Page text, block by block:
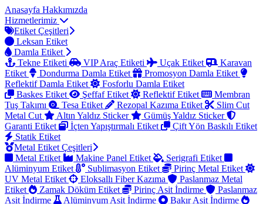
Anasayfa Hakkımızda
Hizmetlerimiz
Etiket Çeşitleri
Leksan Etiket
Damla Etiket
Tekne Etiketi
VIP Araç Etiketi Uçak Etiket
Karavan
Etiket
Dondurma Damla Etiket
Promosyon Damla Etiket
Reflektif Damla Etiket
Fosforlu Damla Etiket
Baskes Etiket
Şeffaf Etiket Reflektif Etiket
Membran
Tuş Takımı
Tesa Etiket Rezopal Kazıma Etiket
Slim Cut
Metal Cut
Altın Yaldız Sticker
Gümüş Yaldız Sticker
Garanti Etiket
İçten Yapıştırmalı Etiket
Çift Yön Baskılı Etiket
Statik Etiket
Metal Etiket Çeşitleri
Metal Etiket
Makine Panel Etiket
Serigrafi Etiket
Alüminyum Etiket
Sublimasyon Etiket
Pirinç Metal Etiket
UV Metal Etiket
Eloksallı Fiber Kazıma
Paslanmaz Metal
Etiket
Zamak Döküm Etiket Pirinç Asit İndirme
Paslanmaz
Asit İndirme
Alüminyum Asit İndirme
Bakır Asit İndirme